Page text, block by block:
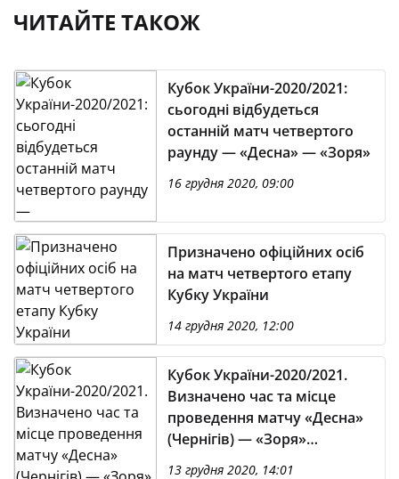
ЧИТАЙТЕ ТАКОЖ
Кубок України-2020/2021:
сьогодні відбудеться
останній матч четвертого
раунду — «Десна» — «Зоря»
16 грудня 2020, 09:00
Призначено офіційних осіб
на матч четвертого етапу
Кубку України
14 грудня 2020, 12:00
Кубок України-2020/2021.
Визначено час та місце
проведення матчу «Десна»
(Чернігів) — «Зоря»
(Луганськ)
13 грудня 2020, 14:01